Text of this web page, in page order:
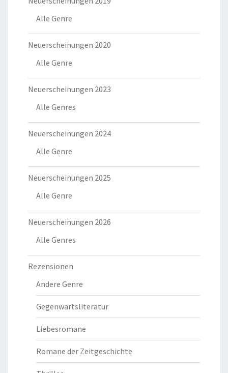
Alle Genre
Neuerscheinungen 2020
Alle Genre
Neuerscheinungen 2023
Alle Genres
Neuerscheinungen 2024
Alle Genre
Neuerscheinungen 2025
Alle Genre
Neuerscheinungen 2026
Alle Genres
Rezensionen
Andere Genre
Gegenwartsliteratur
Liebesromane
Romane der Zeitgeschichte